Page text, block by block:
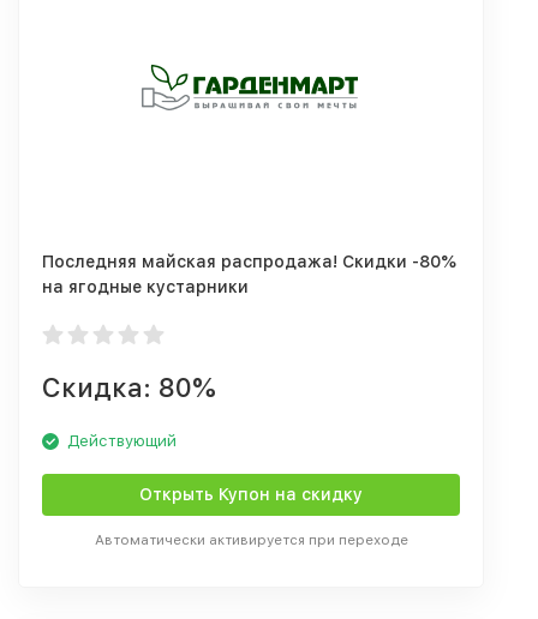
Последняя майская распродажа! Скидки -80%
на ягодные кустарники
Скидка: 80%
Действующий
Открыть Купон на скидку
Автоматически активируется при переходе